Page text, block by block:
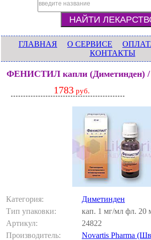
ГЛАВНАЯ О СЕРВИСЕ
КОНТАКТЫ
ФЕНИСТИЛ капли (Диметинден) /
1783 руб.
Категория:
Диметинден
Тип упаковки:
кап. 1 мг/мл фл. 20
Артикул:
24822
Производитель:
Novartis Pharma